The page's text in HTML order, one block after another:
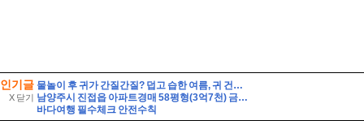
인기글
X 닫기
물놀이 후 귀가 간질간질? 덥고 습한 여름, 귀 건강 지키는 법
남양주시 진접읍 아파트경매 58평형(3억7천) 금곡리 해밀초등학교인근 신영지웰 10층 유찰2회 급매시세 남양주진접신영지웰아파트 부동산경매 매매
바다여행 필수체크 안전수칙